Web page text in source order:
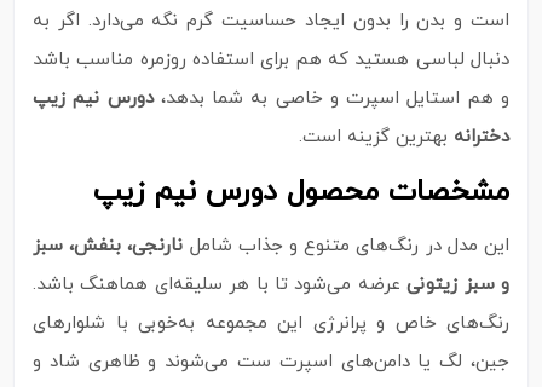
است و بدن را بدون ایجاد حساسیت گرم نگه می‌دارد. اگر به
دنبال لباسی هستید که هم برای استفاده روزمره مناسب باشد
و هم استایل اسپرت و خاصی به شما بدهد،دورس نیم زیپ
دخترانه بهترین گزینه است.
مشخصات محصول دورس نیم زیپ
این مدل در رنگ‌های متنوع و جذاب شامل نارنجی، بنفش، سبز
و سبز زیتونیعرضه می‌شود تا با هر سلیقه‌ای هماهنگ باشد.
رنگ‌های خاص و پرانرژی این مجموعه به‌خوبی با شلوارهای
جین، لگ یا دامن‌های اسپرت ست می‌شوند و ظاهری شاد و